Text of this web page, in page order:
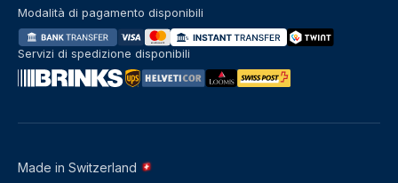
Made in Switzerland
Modalità di pagamento disponibili
Servizi di spedizione disponibili